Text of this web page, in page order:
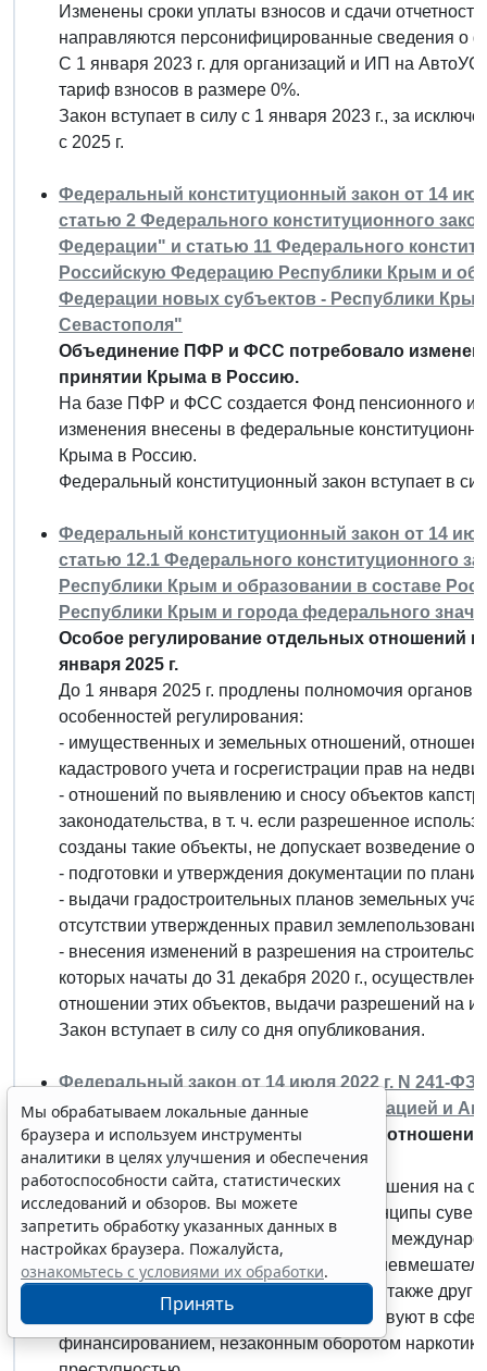
Изменены сроки уплаты взносов и сдачи
направляются персонифицированные сведения о
С 1 января 2023 г. для организаций и ИП на
тариф взносов в размере 0%.
Закон вступает в силу с 1 января 2023 г., за
с 2025 г.
Федеральный конституционный закон от 14
статью 2 Федерального конституционного
Федерации" и статью 11 Федерального
Российскую Федерацию Республики Крым и
Федерации новых субъектов - Республики
Севастополя"
Объединение ПФР и ФСС потребовало
принятии Крыма в Россию.
На базе ПФР и ФСС создается Фонд пенсионного и
изменения внесены в федеральные
Крыма в Россию.
Федеральный конституционный закон вступает в
Федеральный конституционный закон от 14
статью 12.1 Федерального конституционного
Республики Крым и образовании в составе
Республики Крым и города федерального
Особое регулирование отдельных отношений
января 2025 г.
До 1 января 2025 г. продлены полномочия
особенностей регулирования:
- имущественных и земельных отношений,
кадастрового учета и госрегистрации прав на
- отношений по выявлению и сносу объектов
законодательства, в т. ч. если разрешенное
созданы такие объекты, не допускает возведение
- подготовки и утверждения документации по
- выдачи градостроительных планов земельных
отсутствии утвержденных правил
- внесения изменений в разрешения на
которых начаты до 31 декабря 2020 г.,
отношении этих объектов, выдачи разрешений на
Закон вступает в силу со дня опубликования.
Федеральный закон от 14 июля 2022 г. N 241-
отношений между Российской Федерацией и
Ратифицирован Договор об основах
Барбудой.
Стороны договора развивают свои отношения на
ООН, включая закреплённые в нём принципы
самоопределения народов, разрешения
неприменения силы или угрозы силой,
внутреннюю компетенцию государств, а также
Согласно договору страны взаимодействуют в
финансированием, незаконным оборотом
Мы обрабатываем локальные данные
браузера и используем инструменты
аналитики в целях улучшения и обеспечения
работоспособности сайта, статистических
исследований и обзоров. Вы можете
настройках браузера. Пожалуйста,
ознакомьтесь с условиями их обработки
Принять
Erid: 4CQwVszH9pWwojUA9Q3 Реклама
Получите полный доступ к системе
ГАРАНТ бесплатно на 3 дня!
Получить доступ